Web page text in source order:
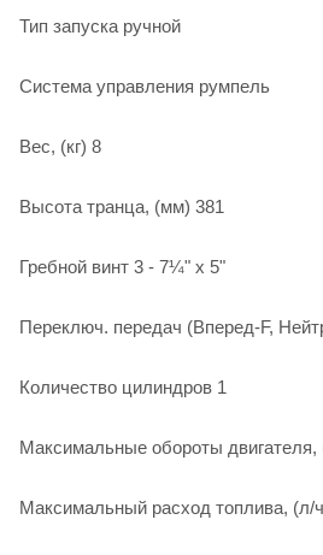
Тип запуска ручной
Система управления румпель
Вес, (кг) 8
Высота транца, (мм) 381
Гребной винт 3 - 7¼" х 5"
Переключ. передач (Вперед-F,
Количество цилиндров 1
Максимальные обороты двигателя,
Максимальный расход топлива, (л/